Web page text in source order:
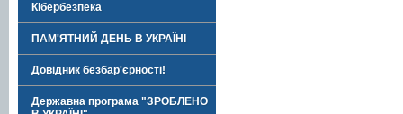
Кібербезпека
ПАМ'ЯТНИЙ ДЕНЬ В УКРАЇНІ
Довідник безбар'єрності!
Державна програма "ЗРОБЛЕНО